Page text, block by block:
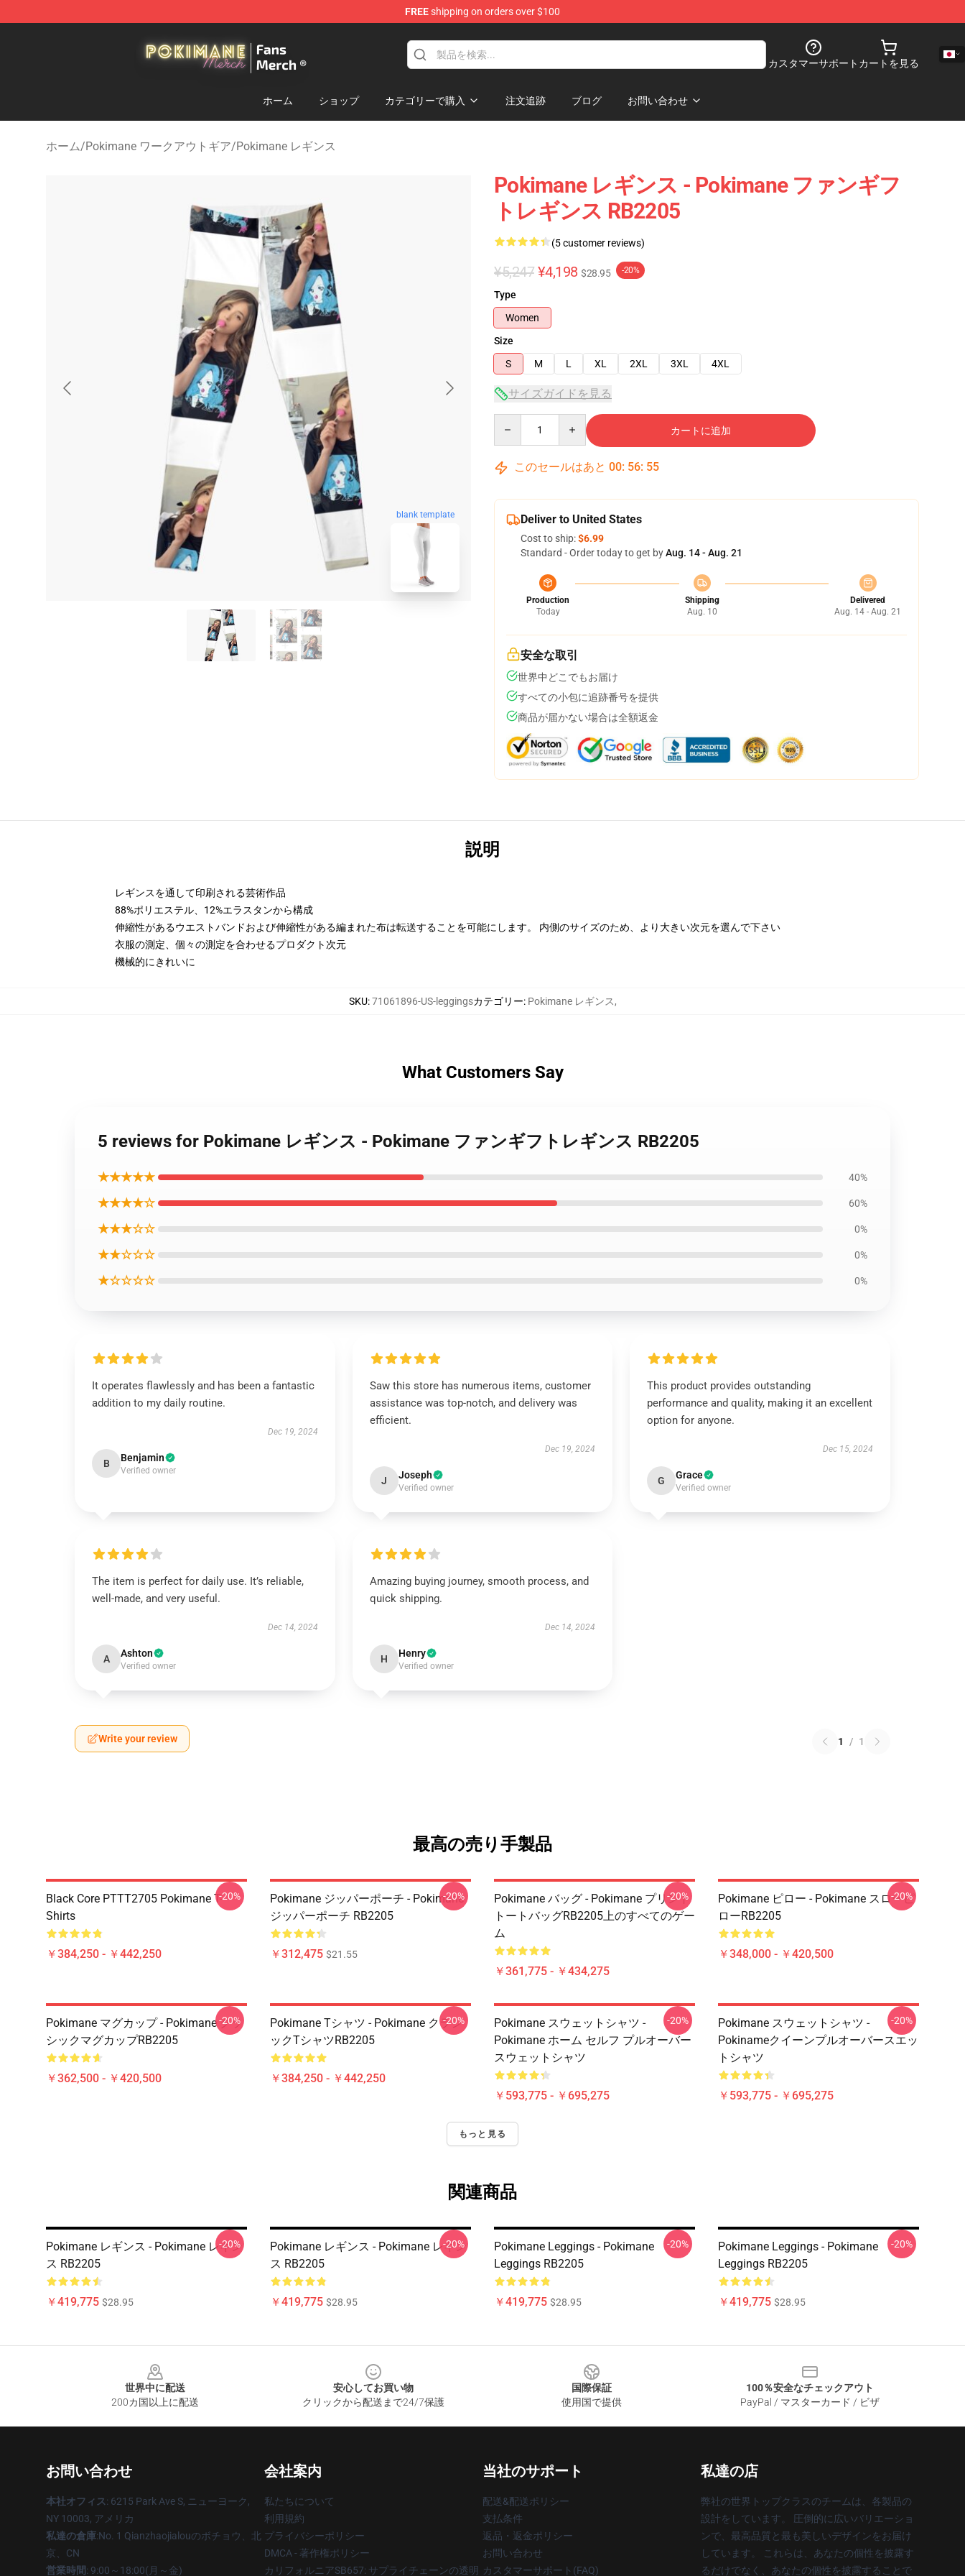
FREEshipping on orders over $100
カスタマーサポート カートを見る
ホーム ショップ カテゴリーで購入 注文追跡 ブログ お問い合わせ
ホーム/Pokimane ワークアウトギア/Pokimane レギンス
blank template
Pokimane レギンス - Pokimane ファンギフ
トレギンス RB2205
(5 customer reviews)
¥5,247 ¥4,198 $28.95 -20%
Type
Women
Size
S
M L XL 2XL 3XL 4XL
サイズガイドを見る
カートに追加
このセールはあと 00: 56: 54
Deliver to United States
Cost to ship:$6.99
Standard - Order today to get byAug. 14 - Aug. 21
Production
Today
Shipping
Aug. 10
Delivered
Aug. 14 - Aug. 21
安全な取引
世界中どこでもお届け
すべての小包に追跡番号を提供
商品が届かない場合は全額返金
説明
レギンスを通して印刷される芸術作品
88%ポリエステル、12%エラスタンから構成
伸縮性があるウエストバンドおよび伸縮性がある編まれた布は転送することを可能にします。 内側のサイズのため、より大きい次元を選んで下さい
衣服の測定、個々の測定を合わせるプロダクト次元
機械的にきれいに
SKU:71061896-US-leggingsカテゴリー: Pokimane レギンス,
What Customers Say
5 reviews for Pokimane レギンス - Pokimane ファンギフトレギンス RB2205
★★★★★ 40%
★★★★☆ 60%
★★★☆☆ 0%
★★☆☆☆ 0%
★☆☆☆☆ 0%
It operates flawlessly and has been a fantastic
addition to my daily routine.
Dec 19, 2024
B Benjamin
Verified owner
Saw this store has numerous items, customer
assistance was top-notch, and delivery was
efficient.
Dec 19, 2024
J Joseph
Verified owner
This product provides outstanding
performance and quality, making it an excellent
option for anyone.
Dec 15, 2024
G Grace
Verified owner
The item is perfect for daily use. It’s reliable,
well-made, and very useful.
Dec 14, 2024
A Ashton
Verified owner
Amazing buying journey, smooth process, and
quick shipping.
Dec 14, 2024
H Henry
Verified owner
Write your review 1 / 1
最高の売り手製品
Black Core PTTT2705 Pokimane T-
Shirts
￥384,250 - ￥442,250
-20%
Pokimane ジッパーポーチ - Pokimane
ジッパーポーチ RB2205
￥312,475 $21.55
-20%
Pokimane バッグ - Pokimane プリント
トートバッグRB2205上のすべてのゲー
ム
￥361,775 - ￥434,275
-20%
Pokimane ピロー - Pokimane スローピ
ローRB2205
￥348,000 - ￥420,500
-20%
Pokimane マグカップ - Pokimane クラ
シックマグカップRB2205
￥362,500 - ￥420,500
-20%
Pokimane Tシャツ - Pokimane クラシ
ックTシャツRB2205
￥384,250 - ￥442,250
-20%
Pokimane スウェットシャツ -
Pokimane ホーム セルフ プルオーバー
スウェットシャツ
￥593,775 - ￥695,275
-20%
Pokimane スウェットシャツ -
Pokinameクイーンプルオーバースエッ
トシャツ
￥593,775 - ￥695,275
-20%
もっと見る
関連商品
Pokimane レギンス - Pokimane レギン
ス RB2205
￥419,775 $28.95
-20%
Pokimane レギンス - Pokimane レギン
ス RB2205
￥419,775 $28.95
-20%
Pokimane Leggings - Pokimane
Leggings RB2205
￥419,775 $28.95
-20%
Pokimane Leggings - Pokimane
Leggings RB2205
￥419,775 $28.95
-20%
世界中に配送
200カ国以上に配送
安心してお買い物
クリックから配送まで24/7保護
国際保証
使用国で提供
100％安全なチェックアウト
PayPal / マスターカード / ビザ
お問い合わせ
本社オフィス: 6215 Park Ave S, ニューヨーク,
NY 10003, アメリカ
私達の倉庫:No. 1 Qianzhaojialouのボチョウ、北
京、CN
営業時間: 9:00～18:00(月～金)
会社案内
私たちについて
利用規約
プライバシーポリシー
DMCA - 著作権ポリシー
カリフォルニアSB657: サプライチェーンの透明
当社のサポート
配送&配送ポリシー
支払条件
返品・返金ポリシー
お問い合わせ
カスタマーサポート(FAQ)
私達の店
弊社の世界トップクラスのチームは、各製品の
設計をしています。 圧倒的に広いバリエーショ
ンで、最高品質と最も美しいデザインをお届け
しています。 これらは、あなたの個性を披露す
るだけでなく、あなたの個性を披露することで